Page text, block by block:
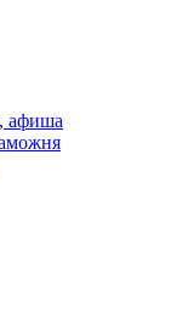
афиша